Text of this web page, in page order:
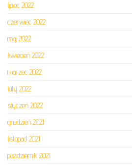
lipiec 2022
czerwiec 2022
maj 2022
kwiecień 2022
marzec 2022
luty 2022
styczeń 2022
grudzień 2021
listopad 2021
październik 2021